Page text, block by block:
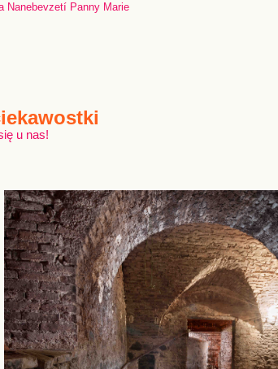
Nanebevzetí Panny Marie
u nas!